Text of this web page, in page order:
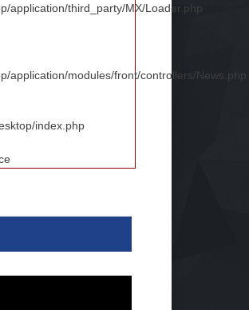
application/third_party/MX/Loader.php
application/modules/front/controllers/News.php
index.php